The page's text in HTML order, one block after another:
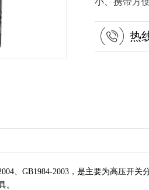
热
、GB1984-2003，是主要为高压开
。